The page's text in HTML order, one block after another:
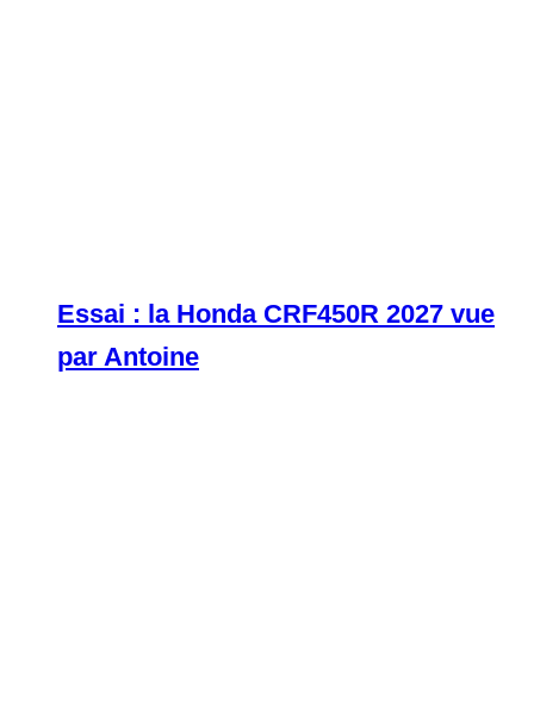
Essai : la Honda CRF450R 2027 vue
par Antoine